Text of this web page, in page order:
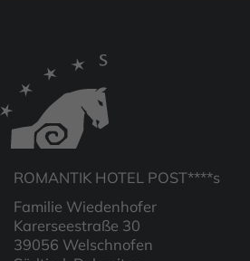
ROMANTIK HOTEL POST****s
Familie Wiedenhofer
Karerseestraße 30
39056 Welschnofen